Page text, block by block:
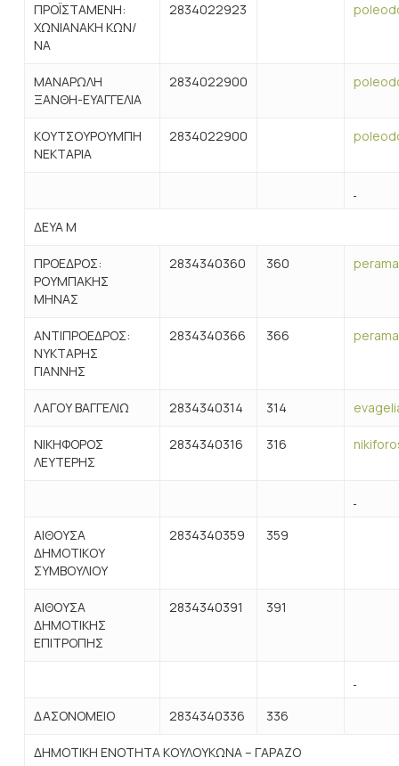
ΠΡΟΪΣΤΑΜΕΝΗ:
ΧΩΝΙΑΝΑΚΗ ΚΩΝ/
ΝΑ
2834022923
ΜΑΝΑΡΩΛΗ
ΞΑΝΘΗ-ΕΥΑΓΓΕΛΙΑ
2834022900
ΚΟΥΤΣΟΥΡΟΥΜΠΗ
ΝΕΚΤΑΡΙΑ
2834022900
ΔΕΥΑ M
ΠΡΟΕΔΡΟΣ:
ΡΟΥΜΠΑΚΗΣ
ΜΗΝΑΣ
2834340360 360
ΑΝΤΙΠΡΟΕΔΡΟΣ:
ΝΥΚΤΑΡΗΣ
ΓΙΑΝΝΗΣ
2834340366 366
ΛΑΓΟΥ ΒΑΓΓΕΛΙΩ 2834340314 314
ΝΙΚΗΦΟΡΟΣ
ΛΕΥΤΕΡΗΣ
2834340316 316
ΑΙΘΟΥΣΑ
ΔΗΜΟΤΙΚΟΥ
ΣΥΜΒΟΥΛΙΟΥ
2834340359 359
ΑΙΘΟΥΣΑ
ΔΗΜΟΤΙΚΗΣ
ΕΠΙΤΡΟΠΗΣ
2834340391 391
ΔΑΣΟΝΟΜΕΙΟ 2834340336 336
ΔΗΜΟΤΙΚΗ ΕΝΟΤΗΤΑ ΚΟΥΛΟΥΚΩΝΑ – ΓΑΡΑΖΟ